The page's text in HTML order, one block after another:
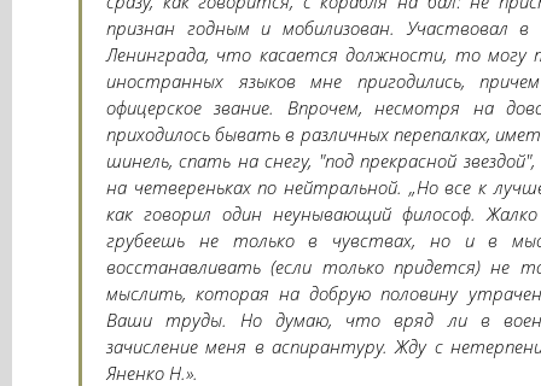
признан годным и мобилизован. Участвовал в
Ленинграда, что касается должности, то могу
иностранных языков мне пригодились,
офицерское звание. Впрочем, несмотря на
приходилось бывать в различных перепалках,
шинель, спать на снегу, "под прекрасной
на четвереньках по нейтральной. „Но все к
как говорил один неунывающий философ.
грубеешь не только в чувствах, но и в
восстанавливать (если только придется) не
мыслить, которая на добрую половину
Ваши труды. Но думаю, что вряд ли в
зачисление меня в аспирантуру. Жду с
Яненко Н.».